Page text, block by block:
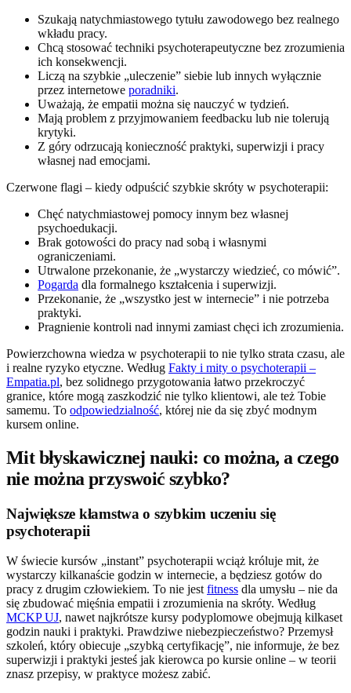
Szukają natychmiastowego tytułu zawodowego bez realnego
wkładu pracy.
Chcą stosować techniki psychoterapeutyczne bez zrozumienia
ich konsekwencji.
Liczą na szybkie „uleczenie” siebie lub innych wyłącznie
przez internetowe poradniki.
Uważają, że empatii można się nauczyć w tydzień.
Mają problem z przyjmowaniem feedbacku lub nie tolerują
krytyki.
Z góry odrzucają konieczność praktyki, superwizji i pracy
własnej nad emocjami.
Czerwone flagi – kiedy odpuścić szybkie skróty w psychoterapii:
Chęć natychmiastowej pomocy innym bez własnej
psychoedukacji.
Brak gotowości do pracy nad sobą i własnymi
ograniczeniami.
Utrwalone przekonanie, że „wystarczy wiedzieć, co mówić”.
Pogarda dla formalnego kształcenia i superwizji.
Przekonanie, że „wszystko jest w internecie” i nie potrzeba
praktyki.
Pragnienie kontroli nad innymi zamiast chęci ich zrozumienia.
Powierzchowna wiedza w psychoterapii to nie tylko strata czasu, ale
i realne ryzyko etyczne. Według Fakty i mity o psychoterapii –
Empatia.pl, bez solidnego przygotowania łatwo przekroczyć
granice, które mogą zaszkodzić nie tylko klientowi, ale też Tobie
samemu. To odpowiedzialność, której nie da się zbyć modnym
kursem online.
Mit błyskawicznej nauki: co można, a czego
nie można przyswoić szybko?
Największe kłamstwa o szybkim uczeniu się
psychoterapii
W świecie kursów „instant” psychoterapii wciąż króluje mit, że
wystarczy kilkanaście godzin w internecie, a będziesz gotów do
pracy z drugim człowiekiem. To nie jest fitness dla umysłu – nie da
się zbudować mięśnia empatii i zrozumienia na skróty. Według
MCKP UJ, nawet najkrótsze kursy podyplomowe obejmują kilkaset
godzin nauki i praktyki. Prawdziwe niebezpieczeństwo? Przemysł
szkoleń, który obiecuje „szybką certyfikację”, nie informuje, że bez
superwizji i praktyki jesteś jak kierowca po kursie online – w teorii
znasz przepisy, w praktyce możesz zabić.